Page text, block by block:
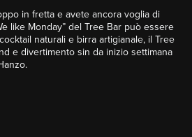
in fretta e avete ancora voglia di
like Monday” del Tree Bar può essere
naturali e birra artigianale, il Tree
e divertimento sin da inizio settimana